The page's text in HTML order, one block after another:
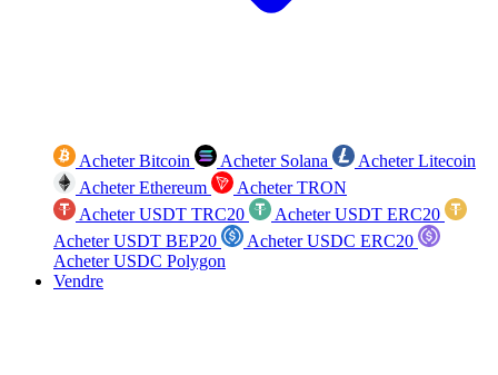
Acheter Bitcoin Acheter Solana
Acheter Litecoin
Acheter Ethereum
Acheter TRON
Acheter USDT TRC20
Acheter USDT ERC20
Acheter USDT BEP20
Acheter USDC ERC20
Acheter USDC Polygon
Vendre